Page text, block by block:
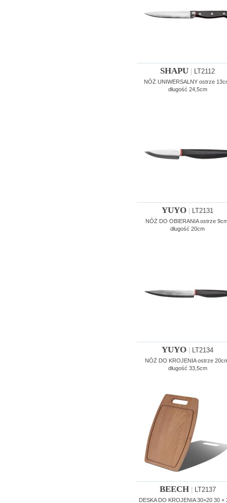
SHAPU LT2112
NÓŻ UNIWERSALNY ostrze
długość 24,5cm
YUYO LT2131
NÓŻ DO OBIERANIA ostrze
długość 20cm
YUYO LT2134
NÓŻ DO KROJENIA ostrze
długość 33,5cm
BEECH| LT2137
DESKA DO KROJENIA 30×20 30 ×